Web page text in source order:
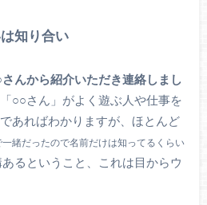
知り合い
さんから紹介いただき連絡しまし
○○さん」がよく遊ぶ人や仕事を
あればわかりますが、ほとんど
一緒だったので名前だけは知ってるくらい
るということ、これは目からウ